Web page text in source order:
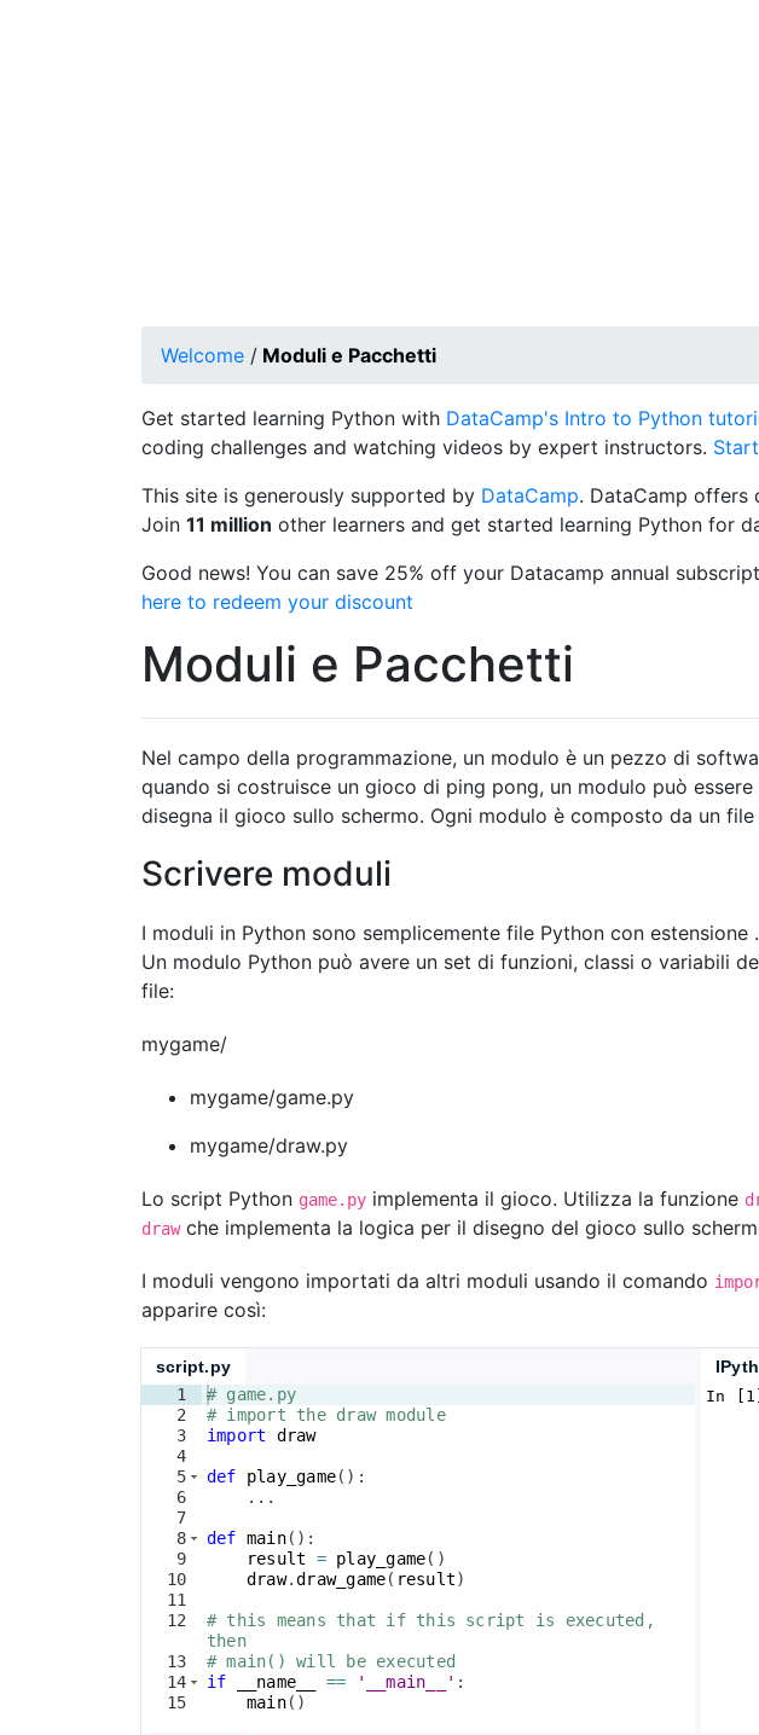
Welcome / Moduli e Pacchetti
Get started learning Python with DataCamp's Intro to Python
coding challenges and watching videos by expert instructors.
This site is generously supported by DataCamp. DataCamp offers
Join 11 million other learners and get started learning Python for
Good news! You can save 25% off your Datacamp annual
here to redeem your discount
Moduli e Pacchetti
Nel campo della programmazione, un modulo è un pezzo di
quando si costruisce un gioco di ping pong, un modulo può
disegna il gioco sullo schermo. Ogni modulo è composto da un
Scrivere moduli
I moduli in Python sono semplicemente file Python con
Un modulo Python può avere un set di funzioni, classi o variabili
file:
mygame/
mygame/game.py
mygame/draw.py
Lo script Python game.py implementa il gioco. Utilizza la funzione
drawche implementa la logica per il disegno del gioco sullo
I moduli vengono importati da altri moduli usando il comando
apparire così:
script.py
1
2
3
4
5
6
7
8
9
10
11
12
13
14
15
# game.py
# import the draw module
import
draw
def play_game( ) :
    ...
def main( ) :
result
= play_game( )
draw.draw_game( result)
# this means that if this script is executed,
then
# main() will be executed
if
__name__ == '__main__' :
main( )
In